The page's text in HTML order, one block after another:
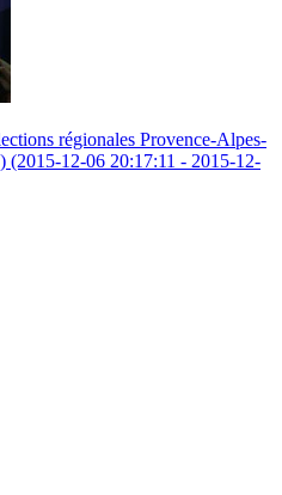
régionales Provence-Alpes-
12-06 20:17:11 - 2015-12-